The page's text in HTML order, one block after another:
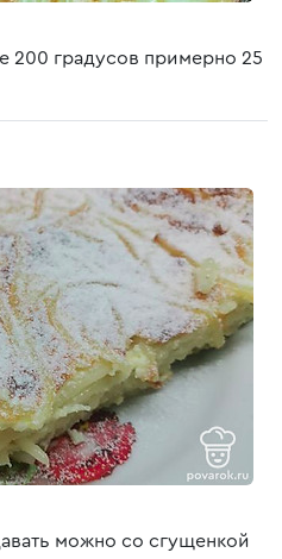
200 градусов примерно 25
можно со сгущенкой